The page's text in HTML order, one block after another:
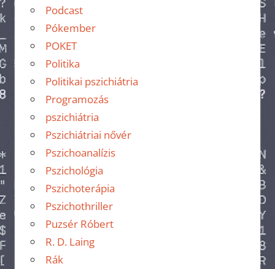
Podcast
Pókember
POKET
Politika
Politikai pszichiátria
Programozás
pszichiátria
Pszichiátriai nővér
Pszichoanalízis
Pszichológia
Pszichoterápia
Pszichothriller
Puzsér Róbert
R. D. Laing
Rák